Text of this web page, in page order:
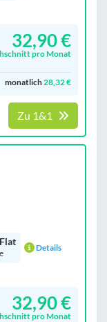
32,90 €
pro Monat
monatlich 28,32 €
Zu 1&1
Details
32,90 €
pro Monat